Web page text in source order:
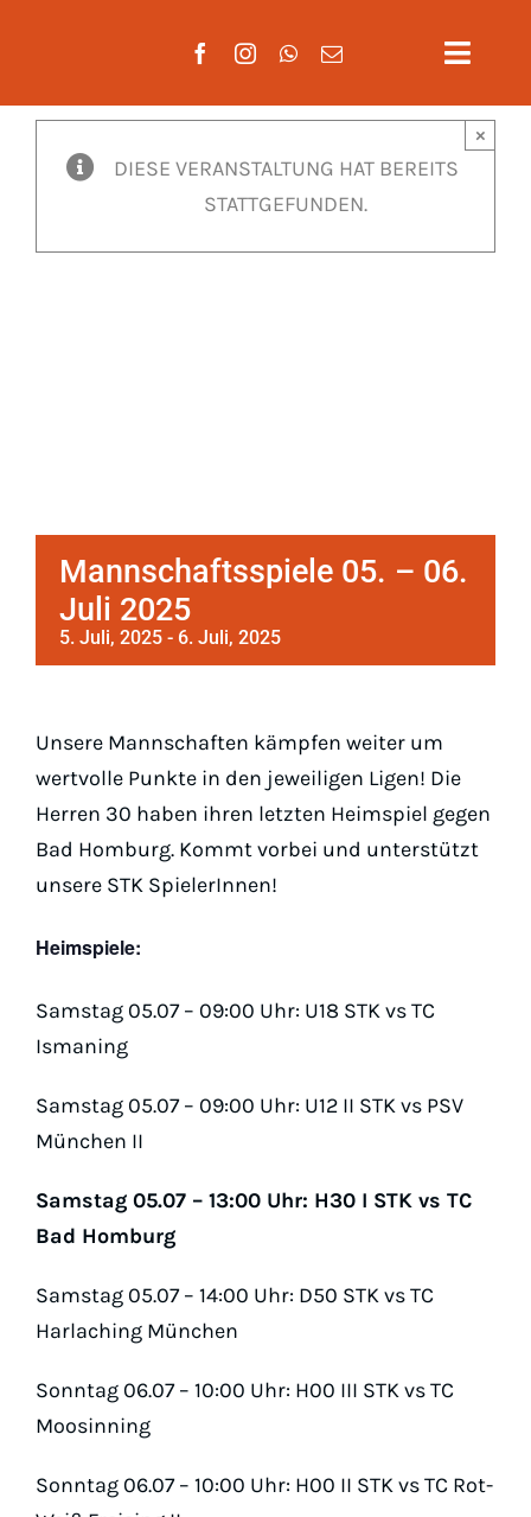
Toggle
Aktuelles
Padel
DIESE VERANSTALTUNG HAT BEREITS
STATTGEFUNDEN.
×
Mannschaftsspiele 05. – 06.
Juli 2025
5. Juli, 2025 - 6. Juli, 2025
Unsere Mannschaften kämpfen weiter um
wertvolle Punkte in den jeweiligen Ligen! Die
Herren 30 haben ihren letzten Heimspiel gegen
Bad Homburg. Kommt vorbei und unterstützt
unsere STK SpielerInnen!
Heimspiele:
Samstag 05.07 – 09:00 Uhr: U18 STK vs TC
Ismaning
Samstag 05.07 – 09:00 Uhr: U12 II STK vs PSV
München II
Samstag 05.07 – 13:00 Uhr: H30 I STK vs TC
Bad Homburg
Samstag 05.07 – 14:00 Uhr: D50 STK vs TC
Harlaching München
Sonntag 06.07 – 10:00 Uhr: H00 III STK vs TC
Moosinning
Sonntag 06.07 – 10:00 Uhr: H00 II STK vs TC Rot-